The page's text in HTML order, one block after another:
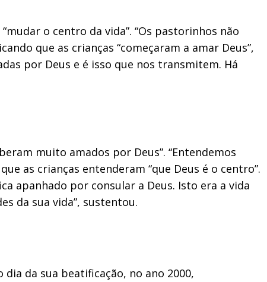
o centro da vida”. “Os pastorinhos não
que as crianças “começaram a amar Deus”,
por Deus e é isso que nos transmitem. Há
muito amados por Deus”. “Entendemos
as crianças entenderam “que Deus é o centro”.
apanhado por consular a Deus. Isto era a vida
da sua vida”, sustentou.
da sua beatificação, no ano 2000,